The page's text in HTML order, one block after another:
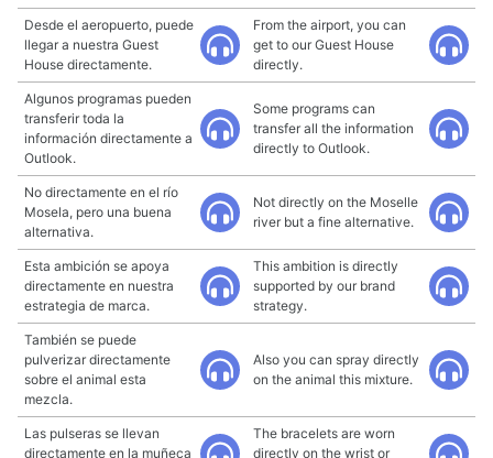
Desde el aeropuerto, puede
llegar a nuestra Guest
House directamente.
From the airport, you can
get to our Guest House
directly.
Algunos programas pueden
transferir toda la
información directamente a
Outlook.
Some programs can
transfer all the information
directly to Outlook.
No directamente en el río
Mosela, pero una buena
alternativa.
Not directly on the Moselle
river but a fine alternative.
Esta ambición se apoya
directamente en nuestra
estrategia de marca.
This ambition is directly
supported by our brand
strategy.
También se puede
pulverizar directamente
sobre el animal esta
mezcla.
Also you can spray directly
on the animal this mixture.
Las pulseras se llevan
directamente en la muñeca
The bracelets are worn
directly on the wrist or